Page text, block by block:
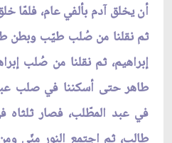
أن يخلق آدم بألفي عام، فلمّا
ثم نقلنا من صُلب طيّب وبطن
إبراهيم، ثم نقلنا من صُلب
طاهر حتى أسكننا في صلب
في عبد المطّلب، فصار ثلثاه